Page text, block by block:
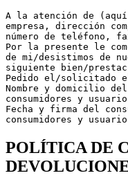
A la atención de
empresa, dirección
número de teléfono,
Por la presente le
de mi/desistimos de
siguiente bien/
Pedido el/solicitado
Nombre y domicilio
consumidores y
Fecha y firma del
consumidores y
POLÍTICA DE